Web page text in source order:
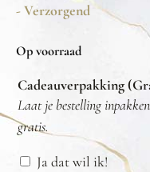
- Verzorgend
Op voorraad
Cadeauverpakking
Laat je bestelling
gratis.
Ja dat wil ik!